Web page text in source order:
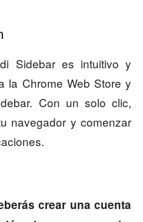
Sidebar es intuitivo y
la Chrome Web Store y
Con un solo clic,
navegador y comenzar
crear una cuenta